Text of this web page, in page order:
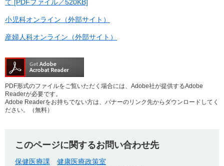
て [PDFファイル／520KB]
小児科オンライン（外部サイト）
産婦人科オンライン（外部サイト）
PDF形式のファイルをご覧いただく場合には、Adobe社が提供するAdobe
Readerが必要です。
Adobe Readerをお持ちでない方は、バナーのリンク先からダウンロードしてく
ださい。（無料）
このページに関するお問い合わせ先
保健医療課
健康医療政策室